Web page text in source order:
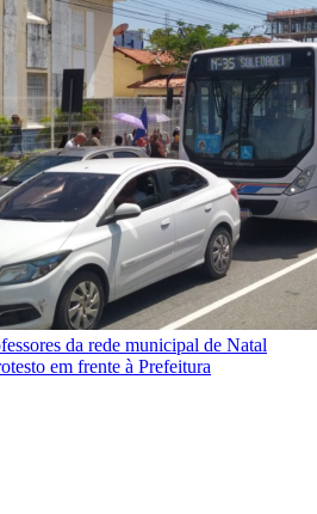
da rede municipal de Natal
em frente à Prefeitura